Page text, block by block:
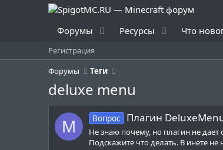
Форумы Ресурсы Что
Регистрация
Форумы
Теги
deluxe menu
M Вопрос Плагин
Не знаю почему, но плагин не дает
Подскажите что делать. В инете